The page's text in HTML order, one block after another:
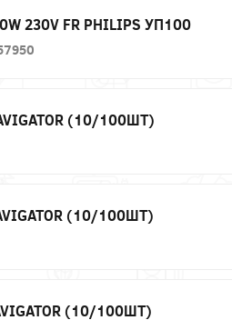
230V FR PHILIPS УП100
(10/100ШТ)
(10/100ШТ)
(10/100ШТ)